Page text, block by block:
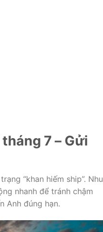
7 – Gửi
“khan hiếm ship”. Nhu
nhanh để tránh chậm
Anh đúng hạn.